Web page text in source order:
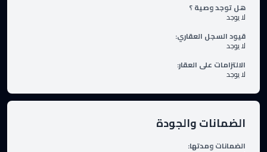
هل توجد وصية ؟
لا يوجد
قيود السجل العقاري:
لا يوجد
الالتزامات على العقار:
لا يوجد
الضمانات والجودة
الضمانات ومدتها: